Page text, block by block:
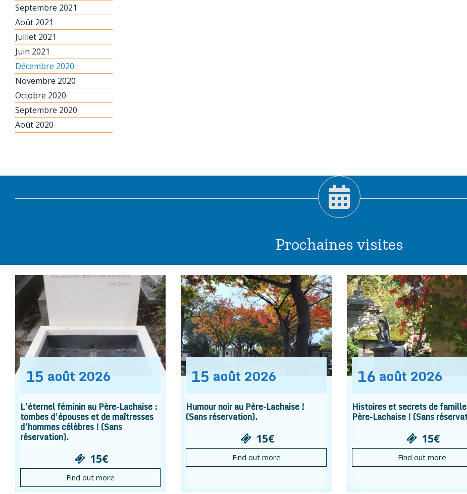
Septembre 2021
Août 2021
Juillet 2021
Juin 2021
Décembre 2020
Novembre 2020
Octobre 2020
Septembre 2020
Août 2020
Prochaines visites
15 août 2026
L’éternel féminin au Père-Lachaise :
tombes d’épouses et de maîtresses
d’hommes célèbres ! (Sans
réservation).
15€
Find out more
15 août 2026
Humour noir au Père-Lachaise !
(Sans réservation).
15€
Find out more
16 août 2026
Histoires et secrets de
Père-Lachaise ! (Sans
15€
Find out more